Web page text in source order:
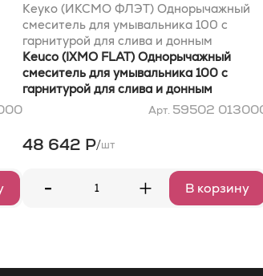
Кеуко (ИКСМО ФЛЭТ) Однорычажный
смеситель для умывальника 100 с
гарнитурой для слива и донным
клапаном, с розеткой (круглой и
квадратной), хром
Keuco (IXMO FLAT) Однорычажный
смеситель для умывальника 100 с
гарнитурой для слива и донным
клапаном, с розеткой (круглой и
Арт. 59502
48 642 Р/шт
- + В корзину